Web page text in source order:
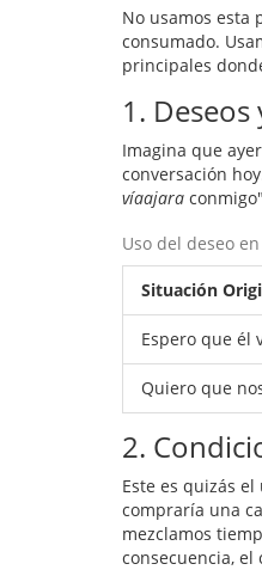
No usamos esta
consumado.
principales
1.
Imagina que
conversación
víaajara
Uso del deseo
Situación
Espero que él
Quiero que
2.
Este es quizás
compraría una
mezclamos
consecuencia, el